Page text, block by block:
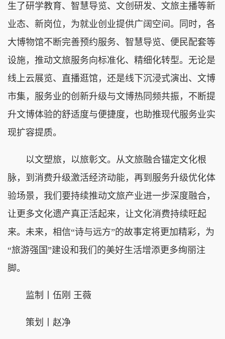
生了研学教育、智慧导览、文创研发、文旅主播等新
业态、新岗位，为就业创业提供广阔空间。同时，各
大博物馆不断完善预约服务、智慧导览、便民配套等
设施，推动文旅服务向标准化、精细化转型。无论是
线上云展览、直播逛馆，还是线下沉浸式演出、文博
市集，服务业的创新升级与文博热同频共振，不断提
升文博体验的舒适度与便捷度，也助推现代服务业实
现扩容提质。
以文塑旅，以旅彰文。从文旅融合锚定文化根
脉，到消费升级激活经济动能，再到服务升级优化体
验场景，我们要持续推动文旅产业进一步深度融合，
让更多文化遗产真正活起来，让文化消费持续旺起
来。未来，相信“诗与远方”的故事定将更加精彩，为
“旅游强国”建设和我们的美好生活增添更多绚丽注
脚。
监制丨伍刚 王薇
策划丨赵净